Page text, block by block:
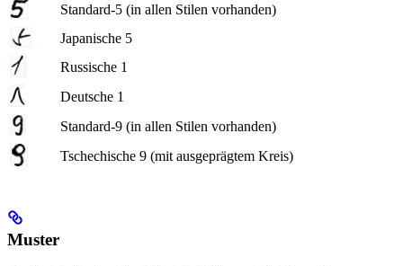
Standard-5 (in allen Stilen vorhanden)
Japanische 5
Russische 1
Deutsche 1
Standard-9 (in allen Stilen vorhanden)
Tschechische 9 (mit ausgeprägtem Kreis)
Muster